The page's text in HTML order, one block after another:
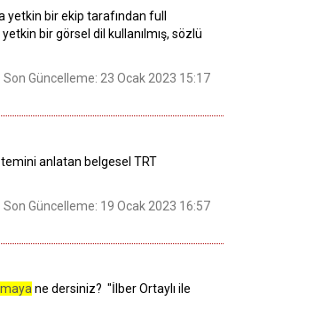
bir ekip tarafından full
bir görsel dil kullanılmış, sözlü
Son Güncelleme: 23 Ocak 2023 15:17
anlatan belgesel TRT
Son Güncelleme: 19 Ocak 2023 16:57
mayane dersiniz? "İlber Ortaylı ile